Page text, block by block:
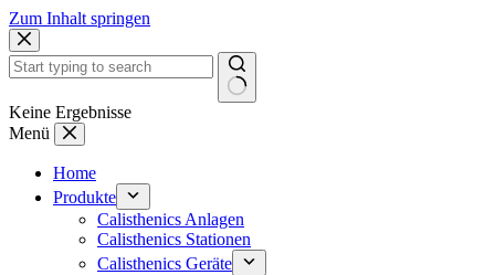
Zum Inhalt springen
Keine Ergebnisse
Menü
Home
Produkte
Calisthenics Anlagen
Calisthenics Stationen
Calisthenics Geräte